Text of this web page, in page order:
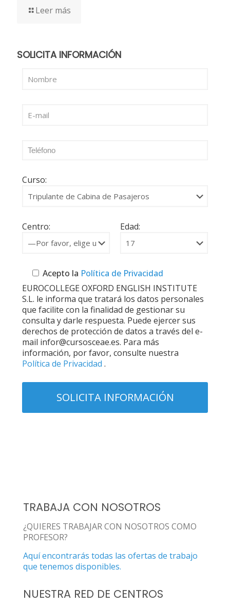
Leer más
SOLICITA INFORMACIÓN
Curso:
Centro: Edad:
Acepto la Política de Privacidad
EUROCOLLEGE OXFORD ENGLISH INSTITUTE
S.L. le informa que tratará los datos personales
que facilite con la finalidad de gestionar su
consulta y darle respuesta. Puede ejercer sus
derechos de protección de datos a través del e-
mail infor@cursosceae.es. Para más
información, por favor, consulte nuestra
Política de Privacidad .
TRABAJA CON NOSOTROS
¿QUIERES TRABAJAR CON NOSOTROS COMO
PROFESOR?
Aquí encontrarás todas las ofertas de trabajo
que tenemos disponibles.
NUESTRA RED DE CENTROS